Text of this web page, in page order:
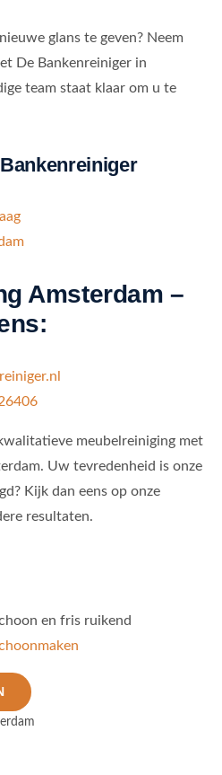
glans te geven? Neem
De Bankenreiniger in
team staat klaar om u te
Amsterdam –
meubelreiniging met
Uw tevredenheid is onze
Kijk dan eens op onze
resultaten.
en fris ruikend